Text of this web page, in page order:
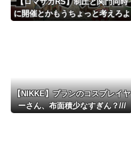
に開催とかもうちょっと考えろよ
【NIKKE】ブランのコスプレイヤ
ーさん、布面積少なすぎん？///